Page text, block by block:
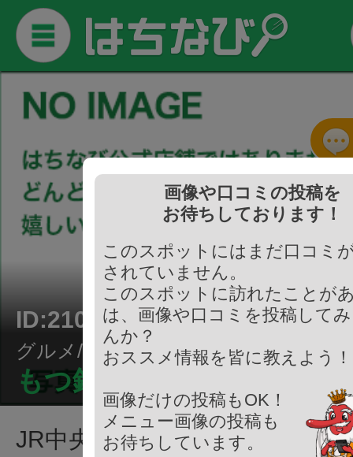
ID:210166
グルメ/すき焼き・しゃぶしゃぶ
もつ鍋・豚しゃぶ 近江屋
JR中央線 八王子駅北口から徒
画像や口コミの投稿を
お待ちしております！
このスポットにはまだ口コミ
されていません。
このスポットに訪れたことが
は、画像や口コミを投稿して
んか？
おススメ情報を皆に教えよう
画像だけの投稿もOK！
メニュー画像の投稿も
お待ちしています。